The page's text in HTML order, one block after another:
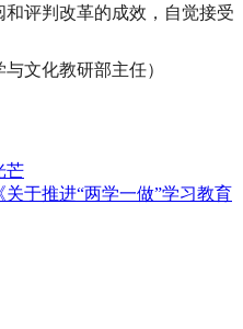
评判改革的成效，自觉接受
文化教研部主任）
芒
关于推进“两学一做”学习教育